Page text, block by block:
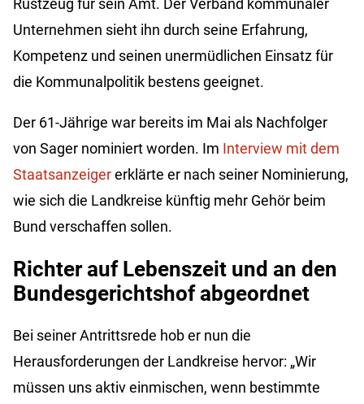
Unternehmen sieht ihn durch seine Erfahrung,
Kompetenz und seinen unermüdlichen Einsatz für
die Kommunalpolitik bestens geeignet.
Der 61-Jährige war bereits im Mai als Nachfolger
von Sager nominiert worden. Im Interview mit dem
Staatsanzeigererklärte er nach seiner Nominierung,
wie sich die Landkreise künftig mehr Gehör beim
Bund verschaffen sollen.
Richter auf Lebenszeit und an den
Bundesgerichtshof abgeordnet
Bei seiner Antrittsrede hob er nun die
Herausforderungen der Landkreise hervor: „Wir
müssen uns aktiv einmischen, wenn bestimmte